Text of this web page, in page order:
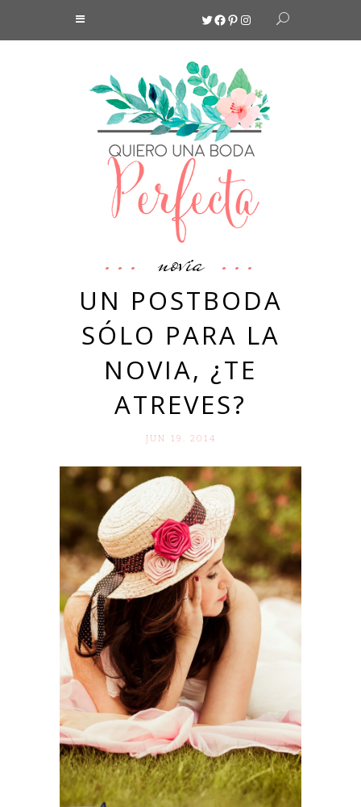
Twitter
Facebook
Pinterest
Instagram
novia
UN POSTBODA
SÓLO PARA LA
NOVIA, ¿TE
ATREVES?
JUN 19. 2014